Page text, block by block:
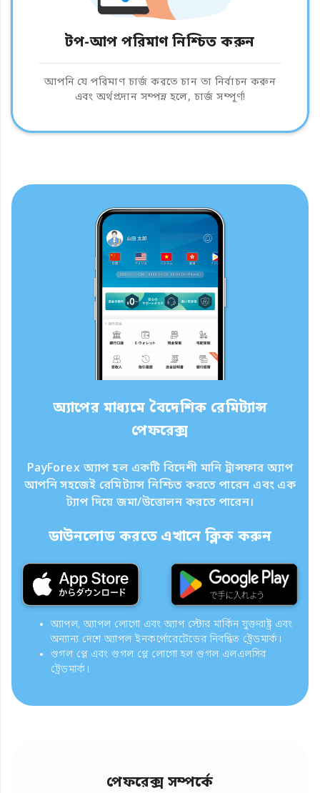
টপ-আপ পরিমাণ নিশ্চিত করুন
আপনি যে পরিমাণ চার্জ করতে চান তা নির্বাচন করুন
এবং অর্থপ্রদান সম্পন্ন হলে, চার্জ সম্পূর্ণ!
অ্যাপের মাধ্যমে বৈদেশিক রেমিট্যান্স
পেফরেক্স
PayForex অ্যাপ হল একটি বিদেশী মানি ট্রান্সফার অ্যাপ
আপনি সহজেই রেমিট্যান্স নিশ্চিত করতে পারেন এবং এক
ট্যাপ দিয়ে জমা/উত্তোলন করতে পারেন।
ডাউনলোড করতে এখানে ক্লিক করুন
অ্যাপল, অ্যাপল লোগো এবং অ্যাপ স্টোর মার্কিন যুক্তরাষ্ট্র এবং
অন্যান্য দেশে অ্যাপল ইনকর্পোরেটেডের নিবন্ধিত ট্রেডমার্ক।
গুগল প্লে এবং গুগল প্লে লোগো হল গুগল এলএলসির
ট্রেডমার্ক।
পেফরেক্স সম্পর্কে